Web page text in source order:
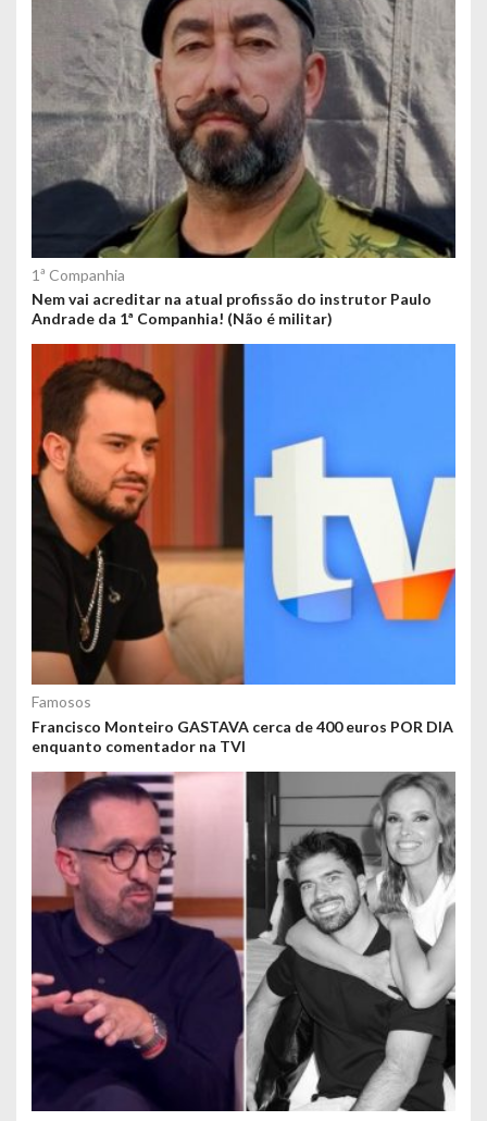
1ª Companhia
Nem vai acreditar na atual profissão do instrutor Paulo
Andrade da 1ª Companhia! (Não é militar)
Famosos
Francisco Monteiro GASTAVA cerca de 400 euros POR DIA
enquanto comentador na TVI